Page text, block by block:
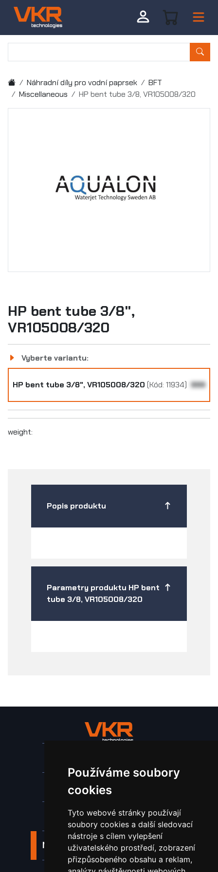
Používáme soubory
cookies
Tyto webové stránky používají
soubory cookies a další sledovací
nástroje s cílem vylepšení
uživatelského prostředí, zobrazení
přizpůsobeného obsahu a reklam,
Náhradní díly pro vodní paprsek
BFT
Miscellaneous
HP bent tube 3/8, VR105008/320
HP bent tube 3/8",
VR105008/320
Vyberte variantu:
HP bent tube 3/8", VR105008/320 (Kód: 11934) 999
weight:
Popis produktu
Parametry produktu HP bent
tube 3/8, VR105008/320
Nástroje pro ohraňovací lisy
Spotřební materiál a nástroje
Náhradní díly pro vodní paprsek